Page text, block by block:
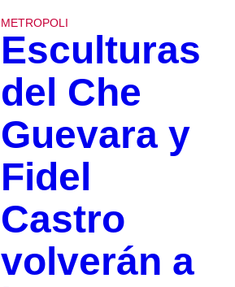
METROPOLI
Esculturas
del Che
Guevara y
Fidel
Castro
volverán a